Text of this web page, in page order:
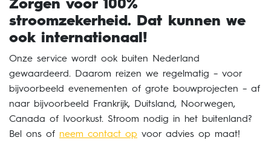
Zorgen voor 100%
stroomzekerheid. Dat kunnen we
ook internationaal!
Onze service wordt ook buiten Nederland
gewaardeerd. Daarom reizen we regelmatig – voor
bijvoorbeeld evenementen of grote bouwprojecten – af
naar bijvoorbeeld Frankrijk, Duitsland, Noorwegen,
Canada of Ivoorkust. Stroom nodig in het buitenland?
Bel ons of neem contact op voor advies op maat!